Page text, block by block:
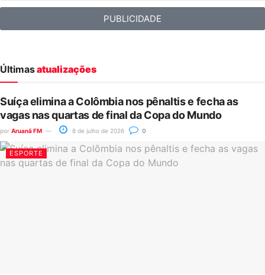
PUBLICIDADE
Últimasatualizações
Suíça elimina a Colômbia nos pênaltis e fecha as
vagas nas quartas de final da Copa do Mundo
por Aruanã FM 8 de julho de 2026 0
ESPORTE